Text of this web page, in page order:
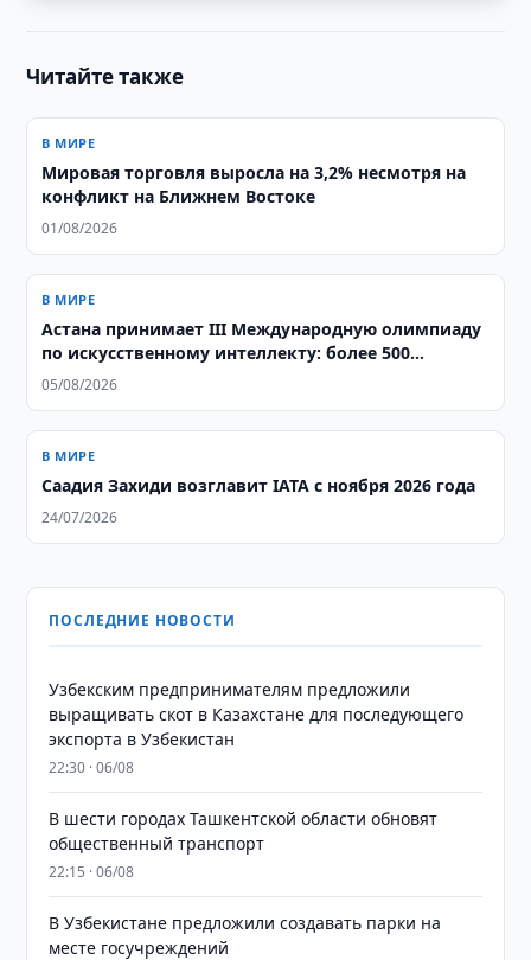
Читайте также
В МИРЕ
Мировая торговля выросла на 3,2% несмотря на
конфликт на Ближнем Востоке
01/08/2026
В МИРЕ
Астана принимает III Международную олимпиаду
по искусственному интеллекту: более 500
школьников из 106 стран соревнуются за звание
05/08/2026
В МИРЕ
Саадия Захиди возглавит IATA с ноября 2026 года
24/07/2026
ПОСЛЕДНИЕ НОВОСТИ
Узбекским предпринимателям предложили
выращивать скот в Казахстане для последующего
экспорта в Узбекистан
22:30 · 06/08
В шести городах Ташкентской области обновят
общественный транспорт
22:15 · 06/08
В Узбекистане предложили создавать парки на
месте госучреждений